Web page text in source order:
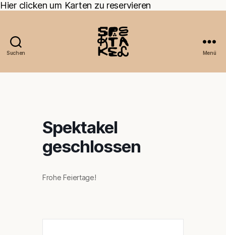
Hier clicken um Karten zu reservieren
Suchen Menü
Spektakel
geschlossen
Frohe Feiertage!